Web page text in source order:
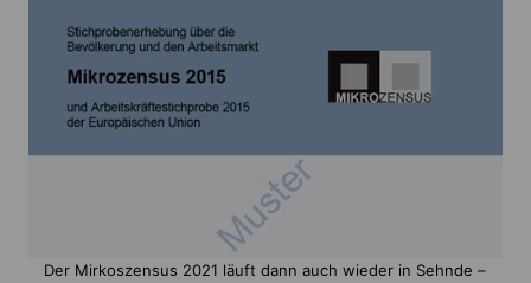
Der Mirkoszensus 2021 läuft dann auch wieder in Sehnde –